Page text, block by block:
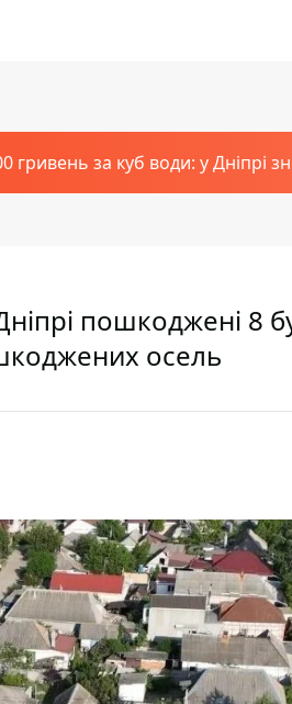
гривень за куб води: у Дніпрі
пошкоджені 8
осель